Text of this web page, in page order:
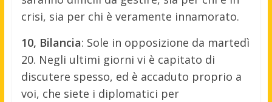
crisi, sia per chi è veramente innamorato.
10, Bilancia: Sole in opposizione da martedì
20. Negli ultimi giorni vi è capitato di
discutere spesso, ed è accaduto proprio a
voi, che siete i diplomatici per